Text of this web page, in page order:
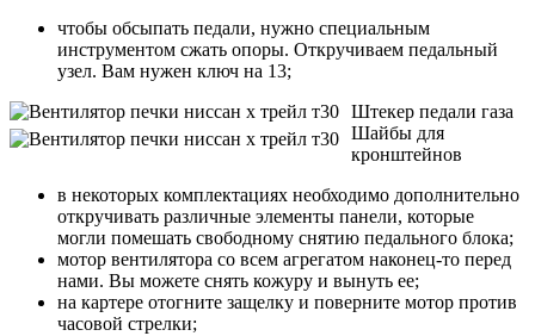
чтобы обсыпать педали, нужно специальным
инструментом сжать опоры. Откручиваем педальный
узел. Вам нужен ключ на 13;
Штекер педали газа
Шайбы для
кронштейнов
в некоторых комплектациях необходимо дополнительно
откручивать различные элементы панели, которые
могли помешать свободному снятию педального блока;
мотор вентилятора со всем агрегатом наконец-то перед
нами. Вы можете снять кожуру и вынуть ее;
на картере отогните защелку и поверните мотор против
часовой стрелки;